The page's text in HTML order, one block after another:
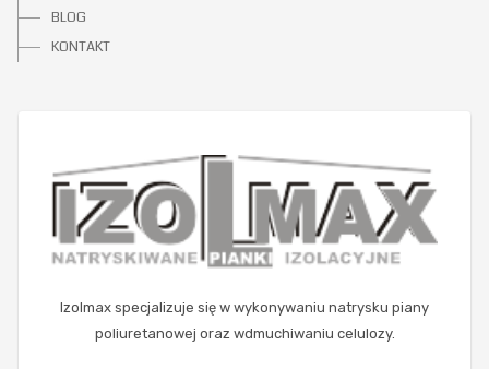
BLOG
KONTAKT
Izolmax specjalizuje się w wykonywaniu natrysku piany
poliuretanowej oraz wdmuchiwaniu celulozy.